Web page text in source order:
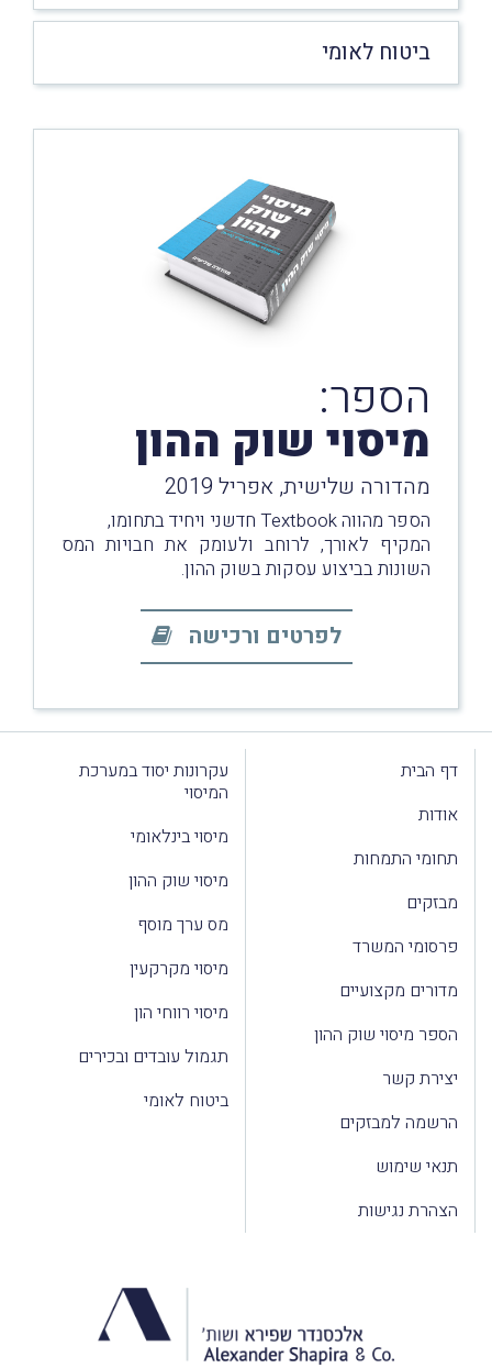
ביטוח לאומי
הספר:
מיסוי שוק ההון
מהדורה שלישית, אפריל 2019
הספר מהווה Textbook חדשני ויחיד בתחומו,
המקיף לאורך, לרוחב ולעומק את חבויות המס
השונות בביצוע עסקות בשוק ההון.
לפרטים ורכישה
דף הבית
אודות
תחומי התמחות
מבזקים
פרסומי המשרד
מדורים מקצועיים
הספר מיסוי שוק ההון
יצירת קשר
הרשמה למבזקים
תנאי שימוש
הצהרת נגישות
עקרונות יסוד במערכת
המיסוי
מיסוי בינלאומי
מיסוי שוק ההון
מס ערך מוסף
מיסוי מקרקעין
מיסוי רווחי הון
תגמול עובדים ובכירים
ביטוח לאומי